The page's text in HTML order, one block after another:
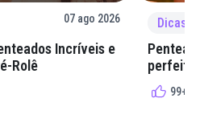
07 ago 2026
Incríveis e
Rolê
perfeita
99+